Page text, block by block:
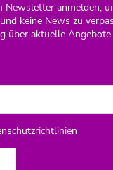
Newsletter anmelden,
keine News zu
über aktuelle Angebote